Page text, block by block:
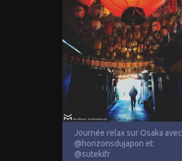
Journée relax sur Osaka avec
@horizonsdujapon et
@sutekifr